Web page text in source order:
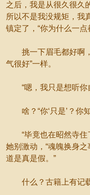
之后，我是从很久很久
所以不是我没规矩，
镇定了，“你为什么一点
挑一下眉毛都好啊，
气很好”一样。
“嗯，我只是想听你
啥？“你‘只是’？你
“毕竟也在昭然寺住
她别激动，“魂魄换身
道是真是假。”
什么？古籍上有记载